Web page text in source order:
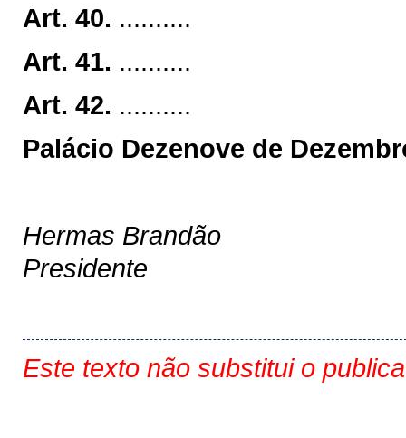
Art. 40. ..........
Art. 41. ..........
Art. 42. ..........
Palácio Dezenove de
Hermas Brandão
Presidente
Este texto não substitui o